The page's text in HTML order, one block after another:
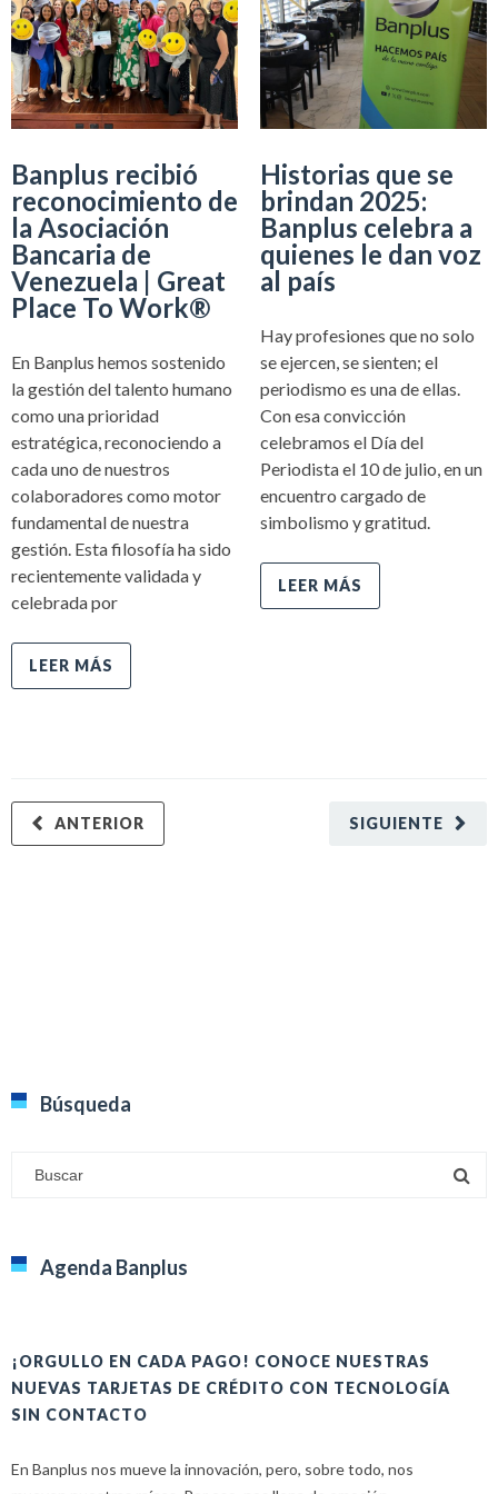
Banplus recibió
reconocimiento de
la Asociación
Bancaria de
Venezuela | Great
Place To Work®
En Banplus hemos sostenido
la gestión del talento humano
como una prioridad
estratégica, reconociendo a
cada uno de nuestros
colaboradores como motor
fundamental de nuestra
gestión. Esta filosofía ha sido
recientemente validada y
celebrada por
LEER MÁS
Historias que se
brindan 2025:
Banplus celebra a
quienes le dan voz
al país
Hay profesiones que no solo
se ejercen, se sienten; el
periodismo es una de ellas.
Con esa convicción
celebramos el Día del
Periodista el 10 de julio, en un
encuentro cargado de
simbolismo y gratitud.
LEER MÁS
SIGUIENTE
ANTERIOR
Búsqueda
Agenda Banplus
¡ORGULLO EN CADA PAGO! CONOCE NUESTRAS
NUEVAS TARJETAS DE CRÉDITO CON TECNOLOGÍA
SIN CONTACTO
En Banplus nos mueve la innovación, pero, sobre todo, nos